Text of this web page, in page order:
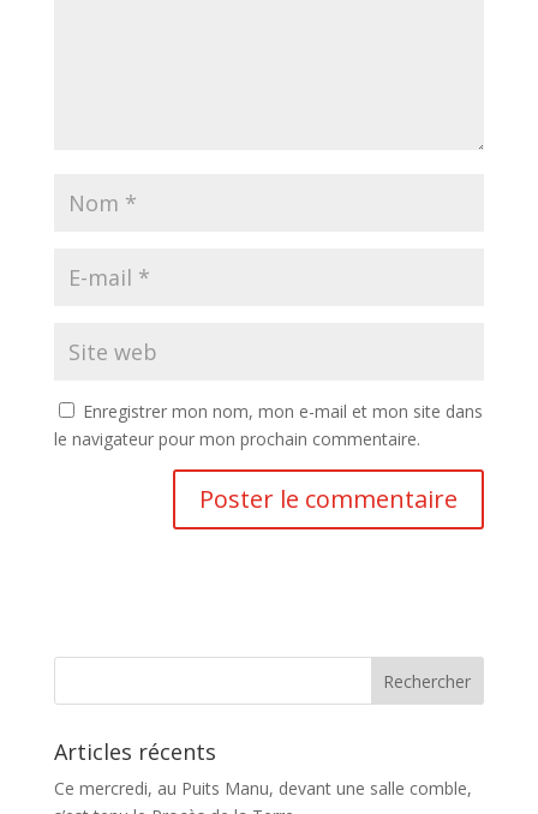
Enregistrer mon nom, mon e-mail et mon site dans
le navigateur pour mon prochain commentaire.
Articles récents
Ce mercredi, au Puits Manu, devant une salle comble,